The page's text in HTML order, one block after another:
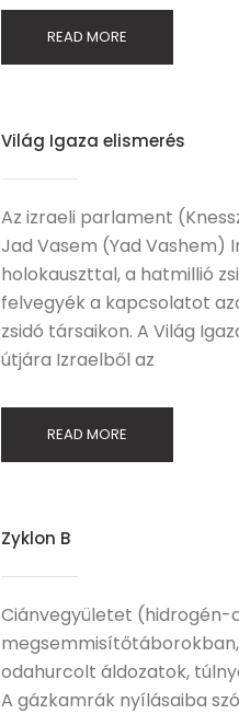
READ MORE
Világ Igaza elismerés
Az izraeli parlament
Jad Vasem (Yad Vashem)
holokauszttal, a hatmillió
felvegyék a kapcsolatot
zsidó társaikon. A Világ
útjára Izraelből az
READ MORE
Zyklon B
Ciánvegyületet (hidrogén-
odahurcolt áldozatok,
A gázkamrák nyílásaiba